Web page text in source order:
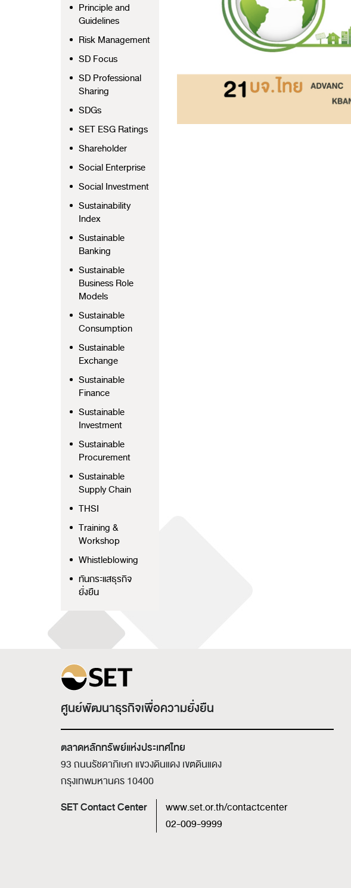
Principle and
Guidelines
Risk Management
SD Focus
SD Professional
Sharing
SDGs
SET ESG Ratings
Shareholder
Social Enterprise
Social Investment
Sustainability
Index
Sustainable
Banking
Sustainable
Business Role
Models
Sustainable
Consumption
Sustainable
Exchange
Sustainable
Finance
Sustainable
Investment
Sustainable
Procurement
Sustainable
Supply Chain
THSI
Training &
Workshop
Whistleblowing
ทันกระแสธุรกิจ
ยั่งยืน
ศูนย์พัฒนาธุรกิจเพื่อความยั่งยืน
ตลาดหลักทรัพย์แห่งประเทศไทย
93 ถนนรัชดาภิเษก แขวงดินแดง เขตดินแดง
กรุงเทพมหานคร 10400
SET Contact Center
www.set.or.th/contactcenter
02-009-9999